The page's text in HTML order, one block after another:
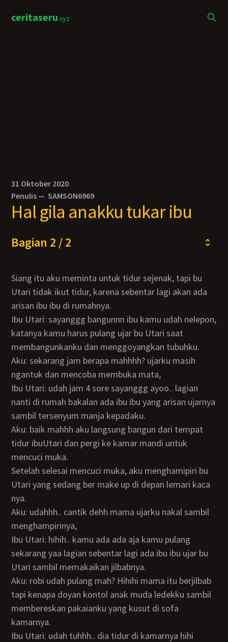
ceritaseru.xyz
31 Oktober 2020
Penulis —SAMSON6969
Hal gila anakku tukar ibu
Bagian 2 / 2
Siang itu aku meminta untuk tidur sejenak, tapi bu
Utari tidak ikut tidur, karena sebentar lagi akan ada
arisan ibu ibu di rumahnya.
Ibu Utari: sayanggg bangunnn ibu kamu udah nelepon,
katanya kamu harus pulang ujar bu Utari saat
membangunkanku dan menggoyangkan tubuhku.
Aku: sekarang jam berapa mahhhh? ujarku masih
ngantuk dan mencoba membuka mata,
Ibu Utari: udah jam 4 sore sayanggg ayoo.. lagian
nanti di rumah bakalan ada ibu ibu yang arisan ujarnya
sambil tersenyum manja kepadaku.
Aku: baik mahhh aku langsung bangun dari tempat
tidur ibuUtari dan pergi ke kamar mandi untuk
mencuci muka.
Setelah selesai mencuci muka, aku menghamipiri bu
Utari yang sedang ber make up di depan lemari kaca
nya.
Aku: udahhh.. cantik dehh mama ujarku nakal sambil
menghampirinya,
Ibu Utari: hihih.. kamu ada ada aja kamu pulang
sekarang yaa lagian sebentar lagi ada ibu ibu ujar bu
Utari sambil memakaikan jilbabnya.
Aku: robi udah pulang mah? Hihihi mama itu berjilbab
tapi kenapa doyan kontol anak muda ledekku sambil
membereskan pakaianku yang kusut di sofa
kamarnya.
Ibu Utari: udah tuhhh.. dia tidur di kamarnya hihi